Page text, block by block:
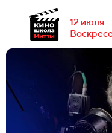
12 июля